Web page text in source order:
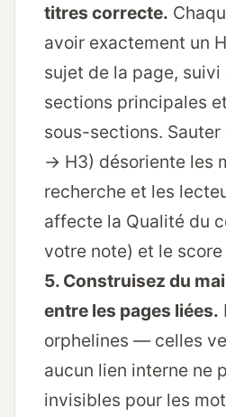
titres correcte.
avoir exactement un
sujet de la page, suivi
sections principales
sous-sections. Sauter
→ H3) désoriente les
recherche et les
affecte la Qualité du
votre note) et le
5. Construisez du
entre les pages liées.
orphelines — celles
aucun lien interne ne
invisibles pour les